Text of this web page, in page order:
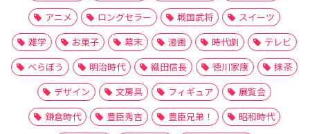
アニメ
ロングセラー 戦国武将
スイーツ
雑学
お菓子 幕末 漫画 時代劇
テレビ
べらぼう
明治時代 織田信長 徳川家康
抹茶
デザイン
文房具 フィギュア
展覧会
鎌倉時代
豊臣秀吉 豊臣兄弟！
昭和時代